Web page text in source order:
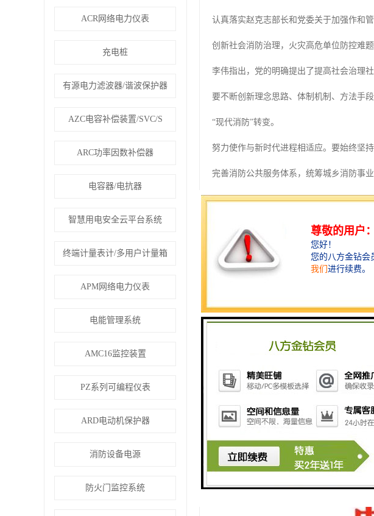
ACR网络电力仪表
充电桩
有源电力滤波器/谐波保护器
AZC电容补偿装置/SVC/S
ARC功率因数补偿器
电容器/电抗器
智慧用电安全云平台系统
终端计量表计/多用户计量箱
APM网络电力仪表
电能管理系统
AMC16监控装置
PZ系列可编程仪表
ARD电动机保护器
消防设备电源
防火门监控系统
认真落实赵克志部长和党委关于加强作和
创新社会消防治理，火灾高危单位防控难
李伟指出，党的明确提出了提高社会治理
要不断创新理念思路、体制机制、方法手
“现代消防”转变。
努力使作与新时代进程相适应。要始终坚
完善消防公共服务体系，统筹城乡消防事
幸福感和安全感。
三、智慧消防物联网云平台介绍
3.1网络拓扑图
3.2 智慧消防解决方案
维护检修系统派单，状态跟踪，结果核查
历史数据保存便于建模设计
定点数据图形化展示，通过走势图制定相关
消防部门与企事业执行部门可数据共享，
目前，在消防应用中，尤其是火灾报警这